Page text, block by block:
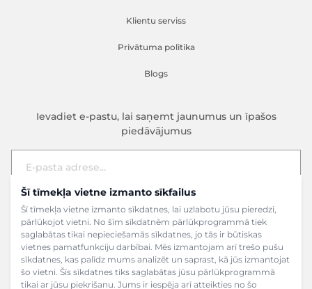
Šī tīmekļa vietne izmanto sīkfailus
Šī tīmekļa vietne izmanto sīkdatnes, lai uzlabotu jūsu pieredzi,
pārlūkojot vietni. No šīm sīkdatnēm pārlūkprogrammā tiek
saglabātas tikai nepieciešamās sīkdatnes, jo tās ir būtiskas
vietnes pamatfunkciju darbībai. Mēs izmantojam arī trešo pušu
sīkdatnes, kas palīdz mums analizēt un saprast, kā jūs izmantojat
šo vietni. Šīs sīkdatnes tiks saglabātas jūsu pārlūkprogrammā
tikai ar jūsu piekrišanu. Jums ir iespēja arī atteikties no šo
Klientu serviss
Privātuma politika
Blogs
Ievadiet e-pastu, lai saņemt jaunumus un īpašos
piedāvājumus
E-pasta adrese
Pieteikties